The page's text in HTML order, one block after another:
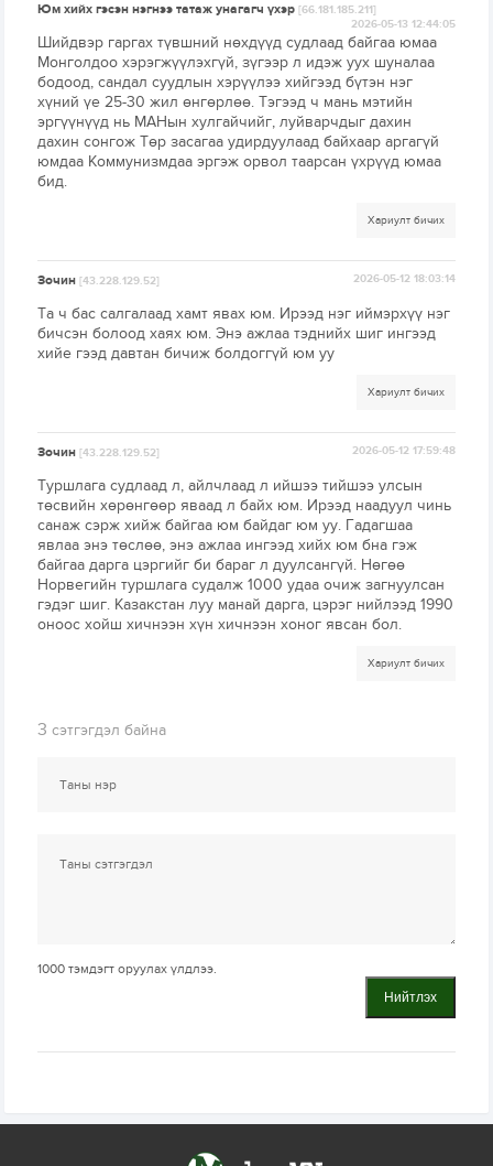
Юм хийх гэсэн нэгнээ татаж унагагч үхэр[66.181.185.211]
2026-05-13 12:44:05
Шийдвэр гаргах түвшний нөхдүүд судлаад байгаа юмаа
Монголдоо хэрэгжүүлэхгүй, зүгээр л идэж уух шуналаа
бодоод, сандал суудлын хэрүүлээ хийгээд бүтэн нэг
хүний үе 25-30 жил өнгөрлөө. Тэгээд ч мань мэтийн
эргүүнүүд нь МАНын хулгайчийг, луйварчдыг дахин
дахин сонгож Төр засагаа удирдуулаад байхаар аргагүй
юмдаа Коммунизмдаа эргэж орвол таарсан үхрүүд юмаа
бид.
Хариулт бичих
Зочин[43.228.129.52] 2026-05-12 18:03:14
Та ч бас салгалаад хамт явах юм. Ирээд нэг иймэрхүү нэг
бичсэн болоод хаях юм. Энэ ажлаа тэднийх шиг ингээд
хийе гээд давтан бичиж болдоггүй юм уу
Хариулт бичих
Зочин[43.228.129.52] 2026-05-12 17:59:48
Туршлага судлаад л, айлчлаад л ийшээ тийшээ улсын
төсвийн хөрөнгөөр яваад л байх юм. Ирээд наадуул чинь
санаж сэрж хийж байгаа юм байдаг юм уу. Гадагшаа
явлаа энэ төслөө, энэ ажлаа ингээд хийх юм бна гэж
байгаа дарга цэргийг би бараг л дуулсангүй. Нөгөө
Норвегийн туршлага судалж 1000 удаа очиж загнуулсан
гэдэг шиг. Казакстан луу манай дарга, цэрэг нийлээд 1990
оноос хойш хичнээн хүн хичнээн хоног явсан бол.
Хариулт бичих
3 сэтгэгдэл байна
1000 тэмдэгт оруулах үлдлээ.
Нийтлэх